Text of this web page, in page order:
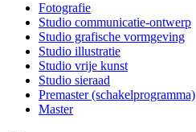
Fotografie
Studio communicatie-ontwerp
Studio grafische vormgeving
Studio illustratie
Studio vrije kunst
Studio sieraad
Premaster (schakelprogramma)
Master